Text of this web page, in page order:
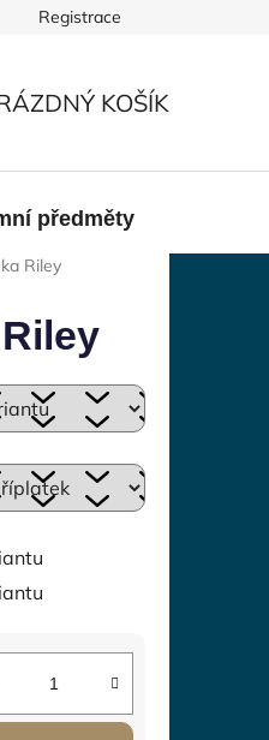
Registrace
KOŠÍK
předměty
Riley